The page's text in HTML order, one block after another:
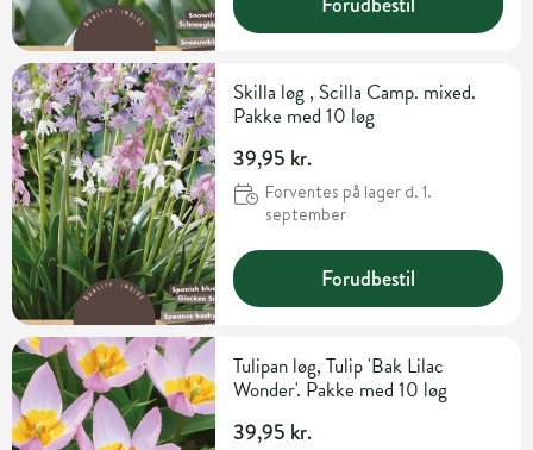
Skilla løg , Scilla Camp. mixed.
Pakke med 10 løg
39,95 kr.
Forventes på lager d. 1.
september
Forudbestil
Tulipan løg, Tulip 'Bak Lilac
Wonder'. Pakke med 10 løg
39,95 kr.